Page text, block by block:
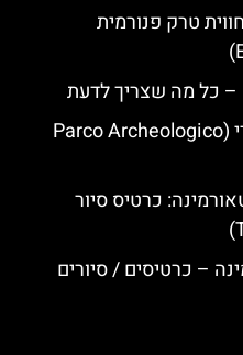
טרק פנורמית
– כל מה שצריך לדעת
הפארק הארכאולוגי טינדארי (Parco Archeologico
כרטיס סיור
– כרטיסים / סיורים